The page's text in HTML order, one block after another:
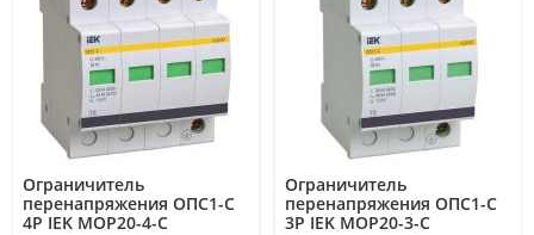
Ограничитель
перенапряжения ОПС1-C
4P IEK MOP20-4-C
Ограничитель
перенапряжения ОПС1-C
3P IEK MOP20-3-C